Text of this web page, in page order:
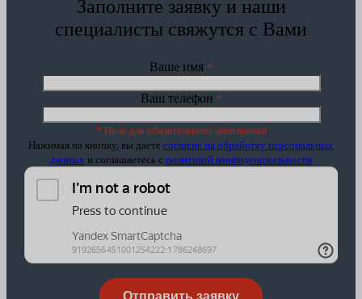
Заполните заявку и наши
специалисты свяжутся с Вами
Ваше имя *
Ваш телефон *
* Поле для обязательного заполнения
Нажимая на кнопку, вы даете согласие на обработку персональных
данных и соглашаетесь c политикой конфиденциальности